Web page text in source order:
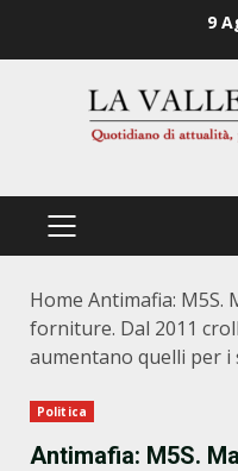
9
PRIMÄRES
Home Antimafia: M5S.
forniture. Dal 2011
aumentano quelli per i
Politica
Antimafia: M5S.